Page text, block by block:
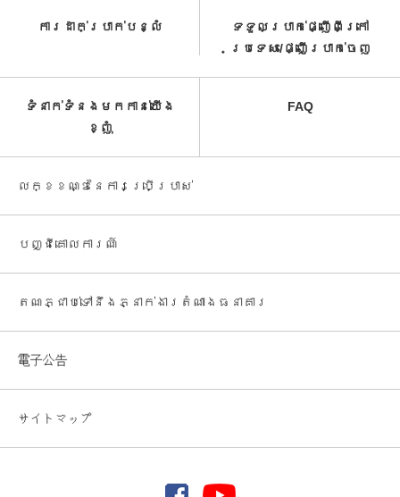
ការដាក់ប្រាក់បន្លំ
ទទួលប្រាក់ផ្ញើពីក្រៅ
ប្រទេស/ផ្ញើប្រាក់ចេញ
ទំនាក់ទំនងមកកាន់យើង
ខ្ញុំ
FAQ
លក្ខខណ្ឌនៃការប្រើប្រាស់
បញ្ជី​គោលការណ៍
តណភ្ជាប់ទៅនឹងភ្នាក់ងារតំណាងធនាគារ
電子公告
サイトマップ